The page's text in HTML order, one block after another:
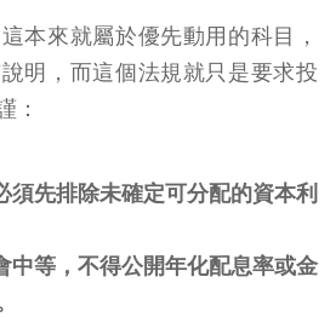
本來就屬於優先動用的科目，
明，而這個法規就只是要求投
：
須先排除未確定可分配的資本利
中等，不得公開年化配息率或金